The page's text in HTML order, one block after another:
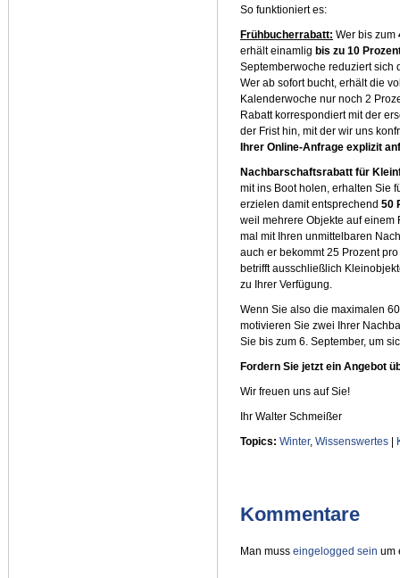
So funktioniert es:
Frühbucherrabatt: Wer bis zum
erhält einamlig bis zu 10
Septemberwoche reduziert sich
Wer ab sofort bucht, erhält die
Kalenderwoche nur noch 2
Rabatt korrespondiert mit der
der Frist hin, mit der wir uns
Ihrer Online-Anfrage explizit
Nachbarschaftsrabatt für
mit ins Boot holen, erhalten Sie
erzielen damit entsprechend 50
weil mehrere Objekte auf einem
mal mit Ihren unmittelbaren
auch er bekommt 25 Prozent
betrifft ausschließlich
zu Ihrer Verfügung.
Wenn Sie also die maximalen
motivieren Sie zwei Ihrer
Sie bis zum 6. September, um
Fordern Sie jetzt ein Angebot
Wir freuen uns auf Sie!
Ihr Walter Schmeißer
Topics: Winter, Wissenswertes
Kommentare
Man muss eingelogged sein um